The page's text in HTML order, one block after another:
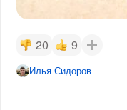
20 9
Илья Сидоров